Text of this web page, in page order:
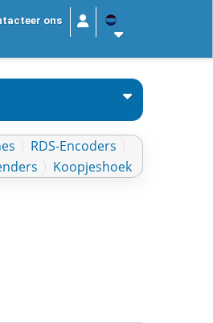
ons
RDS-Encoders
Koopjeshoek